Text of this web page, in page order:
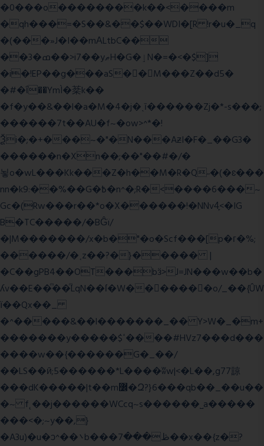
�0���o��������k��<����m
�qh���=�S��&��$��WDI�[R !r�u�_q
�(���»J�I��mΑLtbC��
��3�ߘ��>i7��yޠH�G�ٳN�=�<�$]
�i�!EP��g���aS��M���Z��d5�
�#�ΐ��YmÌ�棻k��
�f�y��&��l�a�M�4�j�ˎī������Zj�*-s���;
������7t� �AU�f~�ow>^*�!
Ѯi�;�+���~�"�N���AƶI�F�_��G3�
������n�Xn��;��"��#�/�
뇧o�wL���Kk���Z�h��M�R�Q˶�(�ɛ���
nn�k9:��%��G�߿�n^�;R�<����6���~
Gc�(Rw���r��*o�X������!�NNv4̙<�IG
B�TC�����/�BĜï/
�|M�������/x�b�"�o�Scf���[p�г�%;
������/�˱z��?�}����� |
�C��gPB4��OT���bӟ>J=JN���w��b�
ʎv��E��ͫ��ͫLqN��ſ�W���ً����o/_��{ÛW
ї��Qx��_
�^�����&��l�������_�� Y>W�_�m+
�������y�����$ߵ����#HVz7���d���
����w��{������G�_��/
��LS��ӣ;5������*L����ʬw|<�L��,g77諒
���dK�����|t��m߼�Զ?}6���qb��_��u��
�~ f˛��j������WCcq~s������˽a�����
���<�;~y��,}
�A3u)�u�ͻ^��܌b���ڟ���7��x��{z�?